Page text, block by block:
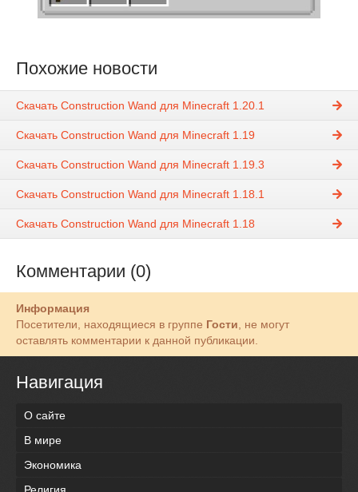
Похожие новости
Скачать Construction Wand для Minecraft 1.20.1
Скачать Construction Wand для Minecraft 1.19
Скачать Construction Wand для Minecraft 1.19.3
Скачать Construction Wand для Minecraft 1.18.1
Скачать Construction Wand для Minecraft 1.18
Комментарии (0)
Информация
Посетители, находящиеся в группе Гости , не могут
оставлять комментарии к данной публикации.
Навигация
О сайте
В мире
Экономика